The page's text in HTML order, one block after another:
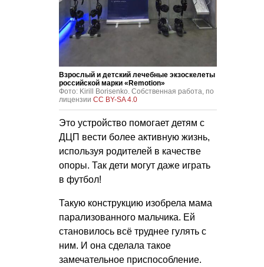
Взрослый и детский лечебные экзоскелеты
российской марки «Remotion»
Фото: Kirill Borisenko. Собственная работа, по
лицензии CC BY-SA 4.0
Это устройство помогает детям с
ДЦП вести более активную жизнь,
используя родителей в качестве
опоры. Так дети могут даже играть
в футбол!
Такую конструкцию изобрела мама
парализованного мальчика. Ей
становилось всё труднее гулять с
ним. И она сделала такое
замечательное приспособление.